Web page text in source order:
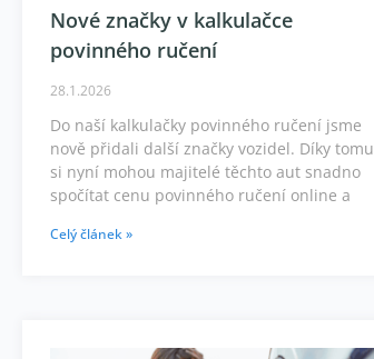
Nové značky v kalkulačce
povinného ručení
28.1.2026
Do naší kalkulačky povinného ručení jsme
nově přidali další značky vozidel. Díky tomu
si nyní mohou majitelé těchto aut snadno
spočítat cenu povinného ručení online a
Celý článek »